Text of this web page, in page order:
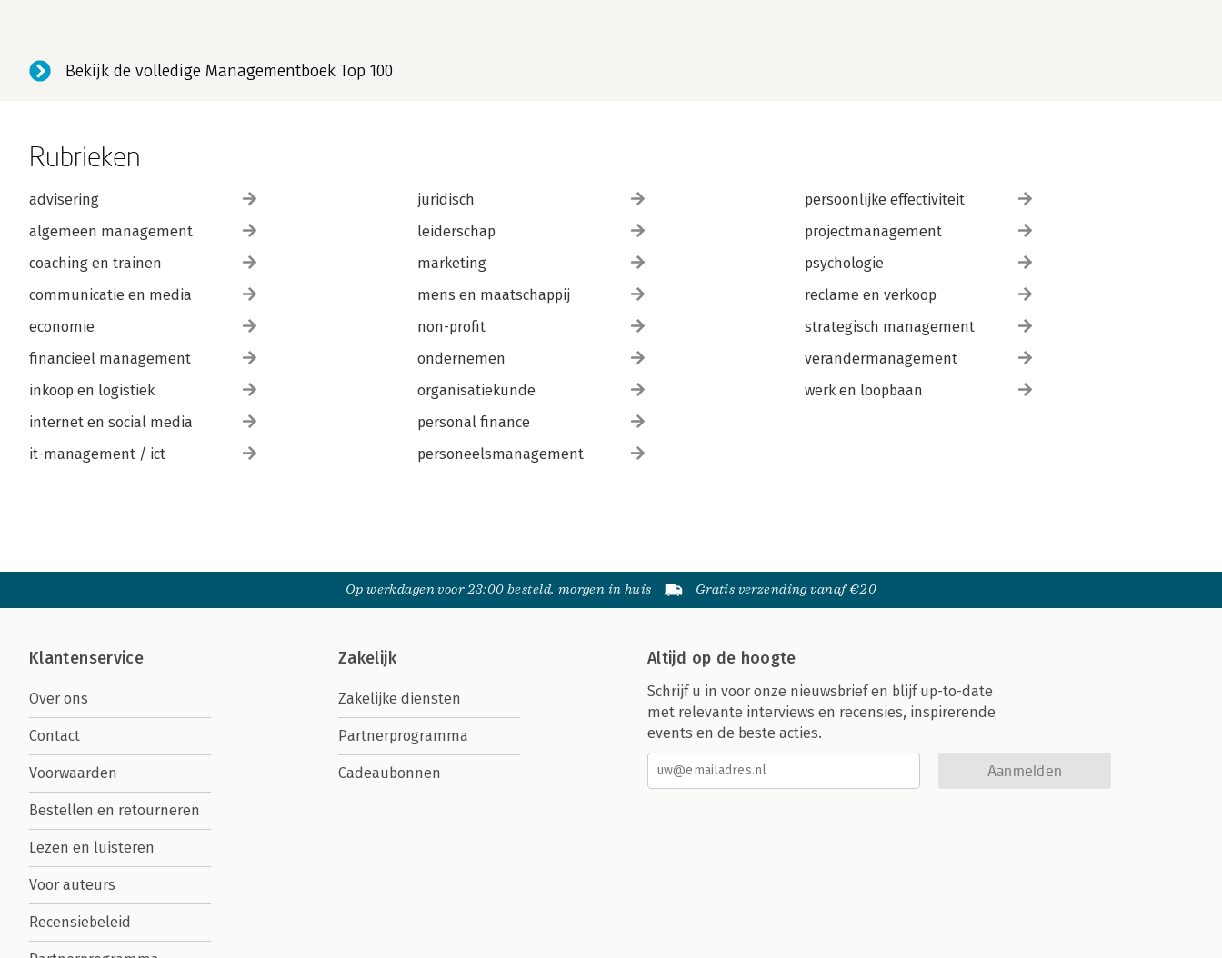
Bekijk de volledige Managementboek Top 100
Rubrieken
advisering
algemeen management
coaching en trainen
communicatie en media
economie
financieel management
inkoop en logistiek
internet en social media
it-management / ict
juridisch
leiderschap
marketing
mens en maatschappij
non-profit
ondernemen
organisatiekunde
personal finance
personeelsmanagement
persoonlijke effectiviteit
projectmanagement
psychologie
reclame en verkoop
strategisch management
verandermanagement
werk en loopbaan
Op werkdagen voor 23:00 besteld, morgen in huis Gratis verzending vanaf €20
Klantenservice
Over ons
Contact
Voorwaarden
Bestellen en retourneren
Lezen en luisteren
Voor auteurs
Recensiebeleid
Zakelijk
Zakelijke diensten
Partnerprogramma
Cadeaubonnen
Altijd op de hoogte
Schrijf u in voor onze nieuwsbrief en blijf up-to-date
met relevante interviews en recensies, inspirerende
events en de beste acties.
Aanmelden